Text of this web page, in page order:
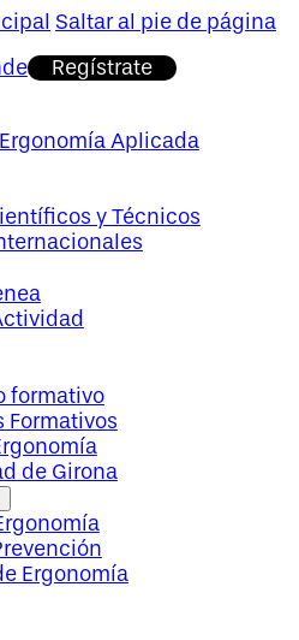
Saltar al pie de página
Regístrate
Aplicada
y Técnicos
formativo
Formativos
de Girona
Ergonomía